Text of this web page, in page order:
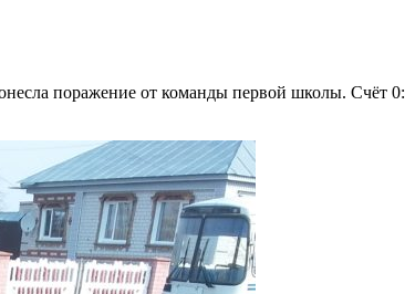
поражение от команды первой школы. Счёт